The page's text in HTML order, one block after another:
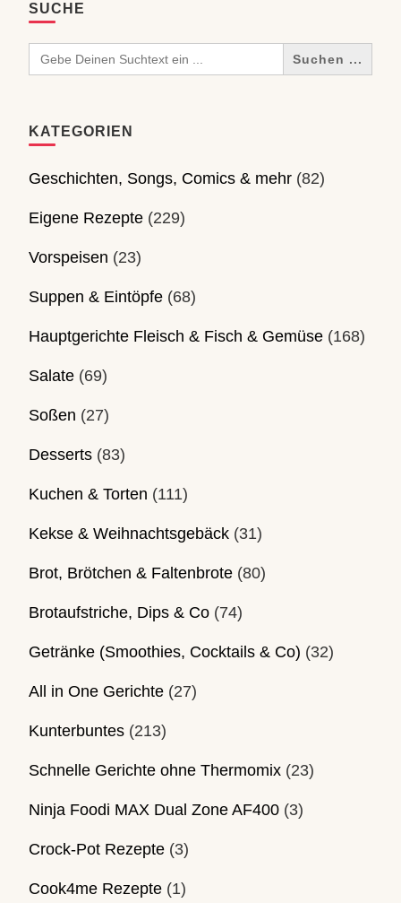
SUCHE
Search
for:
KATEGORIEN
Geschichten, Songs, Comics & mehr (82)
Eigene Rezepte (229)
Vorspeisen (23)
Suppen & Eintöpfe (68)
Hauptgerichte Fleisch & Fisch & Gemüse (168)
Salate (69)
Soßen (27)
Desserts (83)
Kuchen & Torten (111)
Kekse & Weihnachtsgebäck (31)
Brot, Brötchen & Faltenbrote (80)
Brotaufstriche, Dips & Co (74)
Getränke (Smoothies, Cocktails & Co) (32)
All in One Gerichte (27)
Kunterbuntes (213)
Schnelle Gerichte ohne Thermomix (23)
Ninja Foodi MAX Dual Zone AF400 (3)
Crock-Pot Rezepte (3)
Cook4me Rezepte (1)